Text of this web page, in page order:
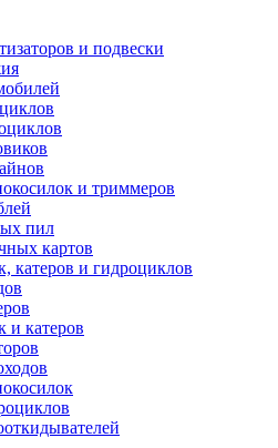
и подвески
и триммеров
пил
картов
катеров и гидроциклов
и катеров